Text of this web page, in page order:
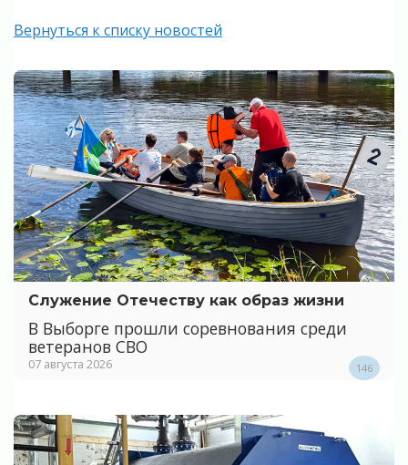
Вернуться к списку новостей
Служение Отечеству как образ жизни
В Выборге прошли соревнования среди
ветеранов СВО
07 августа 2026 146